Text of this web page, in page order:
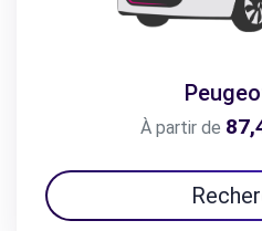
À partir de